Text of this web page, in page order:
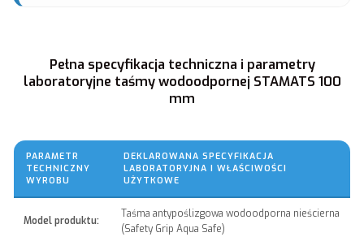
Pełna specyfikacja techniczna i parametry
laboratoryjne taśmy wodoodpornej STAMATS 100
mm
PARAMETR
TECHNICZNY
WYROBU
DEKLAROWANA SPECYFIKACJA
LABORATORYJNA I WŁAŚCIWOŚCI
UŻYTKOWE
Model produktu:
Taśma antypoślizgowa wodoodporna nieścierna
(Safety Grip Aqua Safe)